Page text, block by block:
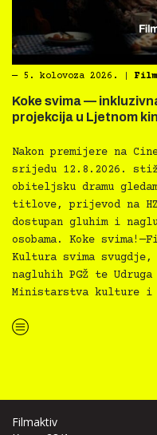
― 5. kolovoza 2026.
Koke svima —
projekcija u Ljetnom
Nakon premijere na
srijedu 12.8.2026.
obiteljsku dramu
titlove, prijevod na
dostupan gluhim i
osobama. Koke
Kultura svima
nagluhih PGŽ te
Ministarstva kulture i
“Koke svima — inkluzivna Film svima x Kino Mediteran projekcija u Ljetnom kinu Bačvice”
Filmaktiv